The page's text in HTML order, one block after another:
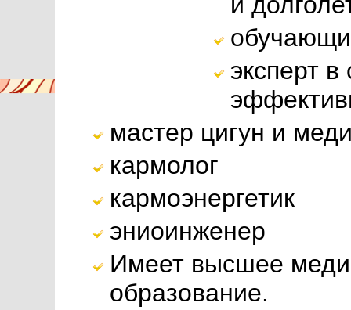
эксперт
мастер цигун и
кармолог
кармоэнергетик
эниоинженер
Имеет высшее
образование.